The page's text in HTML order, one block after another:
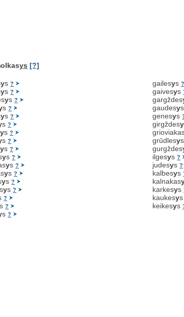
ys [?]
ys?
ys?
ys?
s?
ys?
s?
ys?
s?
ys?
ys?
ys?
ys?
ys?
ys?
?
s?
s?
gailesys?
gaivesys
gargždes
gaudesy
genesys
girgždesy
grūdlesy
gurgždes
ilgesys?
judesys?
kalbesys
kalnakas
karkesys
kaukesy
keikesys